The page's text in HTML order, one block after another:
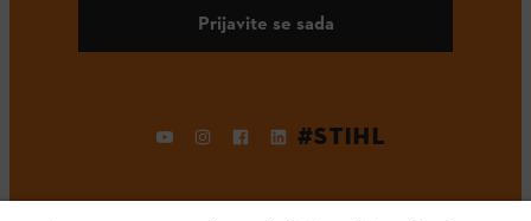
Prijavite se sada
#STIHL